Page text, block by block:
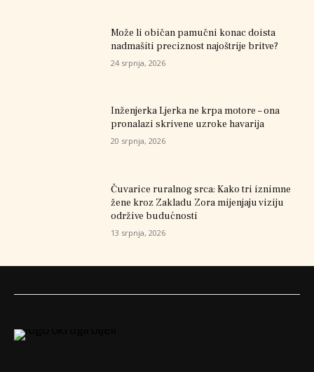
Može li običan pamučni konac doista
nadmašiti preciznost najoštrije britve?
24 srpnja, 2026
Inženjerka Ljerka ne krpa motore – ona
pronalazi skrivene uzroke havarija
20 srpnja, 2026
Čuvarice ruralnog srca: Kako tri iznimne
žene kroz Zakladu Zora mijenjaju viziju
održive budućnosti
13 srpnja, 2026